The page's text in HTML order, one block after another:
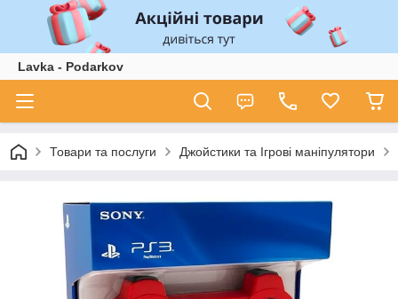
Lavka - Podarkov
Товари та послуги Джойстики та Ігрові маніпулятори